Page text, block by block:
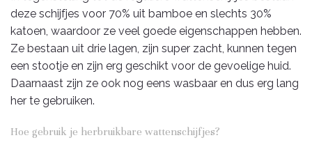
deze schijfjes voor 70% uit bamboe en slechts 30%
katoen, waardoor ze veel goede eigenschappen hebben.
Ze bestaan uit drie lagen, zijn super zacht, kunnen tegen
een stootje en zijn erg geschikt voor de gevoelige huid.
Daarnaast zijn ze ook nog eens wasbaar en dus erg lang
her te gebruiken.
Hoe gebruik je herbruikbare wattenschijfjes?